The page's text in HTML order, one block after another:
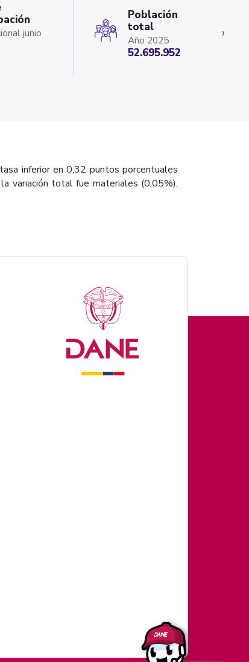
junio
Año 2025
Población
total
52.695.952
›
inferior en 0,32 puntos porcentuales
variación total fue materiales (0,05%),